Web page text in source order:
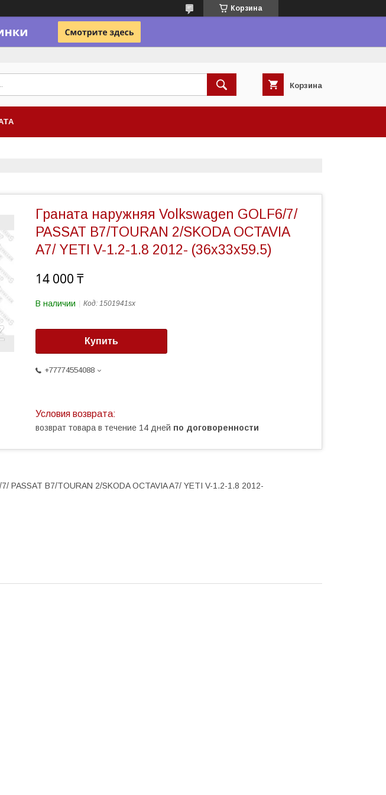
Корзина
Корзина
Граната наружняя Volkswagen GOLF6/7/
PASSAT B7/TOURAN 2/SKODA OCTAVIA
A7/ YETI V-1.2-1.8 2012- (36x33x59.5)
14 000 ₸
В наличии Код: 1501941sx
Купить
+77774554088
возврат товара в течение 14 дней по договоренности
PASSAT B7/TOURAN 2/SKODA OCTAVIA A7/ YETI V-1.2-1.8 2012-